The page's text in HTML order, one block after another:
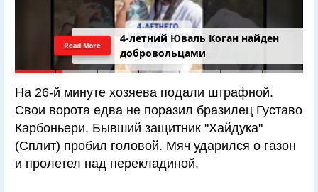
4-летний Юваль Коган найден
добровольцами
Read More
На 26-й минуте хозяева подали штрафной.
Свои ворота едва не поразил бразилец Густаво
Карбоньери. Бывший защитник "Хайдука"
(Сплит) пробил головой. Мяч ударился о газон
и пролетел над перекладиной.